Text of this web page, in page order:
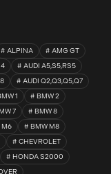
ALPINA
AMG GT
AUDI A5,S5,RS5
AUDI Q2,Q3,Q5,Q7
1
BMW 2
7
BMW 8
M6
BMW M8
CHEVROLET
HONDA S2000